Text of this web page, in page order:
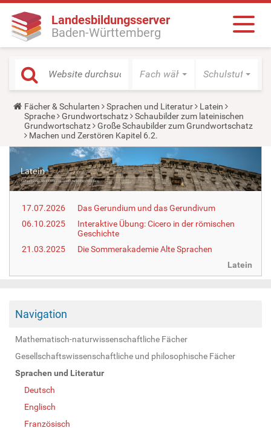
Landesbildungsserver
Baden-Württemberg
Fach wählen Schulstufe
Y
o
u
a
r
e
r
e
Fächer & Schularten Sprachen und Literatur
Latein
Sprache
Grundwortschatz
Schaubilder zum lateinischen
Grundwortschatz
Große Schaubilder zum Grundwortschatz
Machen und Zerstören Kapitel 6.2.
17.07.2026
Das Gerundium und das Gerundivum
06.10.2025
Interaktive Übung: Cicero in der römischen
Geschichte
21.03.2025
Die Sommerakademie Alte Sprachen
Latein
Navigation
Mathematisch-naturwissenschaftliche Fächer
Gesellschaftswissenschaftliche und philosophische Fächer
Sprachen und Literatur
Deutsch
Englisch
Französisch